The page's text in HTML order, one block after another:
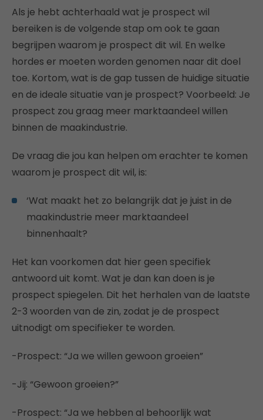
Als je hebt achterhaald wat je prospect wil
bereiken is de volgende stap om ook te gaan
begrijpen waarom je prospect dit wil. En welke
hordes er moeten worden genomen naar dit doel
toe. Kortom, wat is de gap tussen de huidige situatie
en de ideale situatie van je prospect? Voorbeeld: Je
prospect zou graag meer marktaandeel willen
binnen de maakindustrie.
De vraag die jou kan helpen om erachter te komen
waarom je prospect dit wil, is:
‘Wat maakt het zo belangrijk dat je juist in de
maakindustrie meer marktaandeel
binnenhaalt?
Het kan voorkomen dat hier geen specifiek
antwoord uit komt. Wat je dan kan doen is je
prospect spiegelen. Dit het herhalen van de laatste
2-3 woorden van de zin, zodat je de prospect
uitnodigt om specifieker te worden.
-Prospect: “Ja we willen gewoon groeien”
-Jij: “Gewoon groeien?”
-Prospect: “Ja we hebben al behoorlijk wat